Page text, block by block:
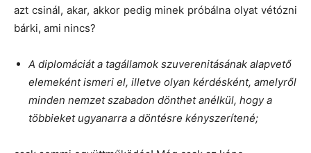
azt csinál, akar, akkor pedig minek próbálna olyat vétózni
bárki, ami nincs?
A diplomáciát a tagállamok szuverenitásának alapvető
elemeként ismeri el, illetve olyan kérdésként, amelyről
minden nemzet szabadon dönthet anélkül, hogy a
többieket ugyanarra a döntésre kényszerítené;